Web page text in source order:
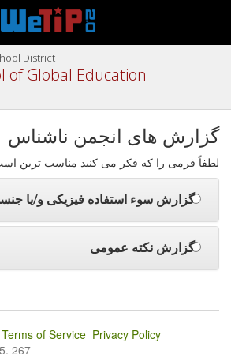
District
of Global Education
گزارش های انجمن ناشناس
لطفاً فرمی را که فکر می کنید مناسب ترین
گزارش سوء استفاده فیزیکی و/یا
گزارش نکته عمومی
Terms of Service Privacy Policy
267